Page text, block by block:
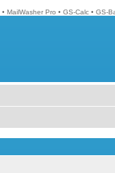
• MailWasher Pro • GS-Calc • GS-